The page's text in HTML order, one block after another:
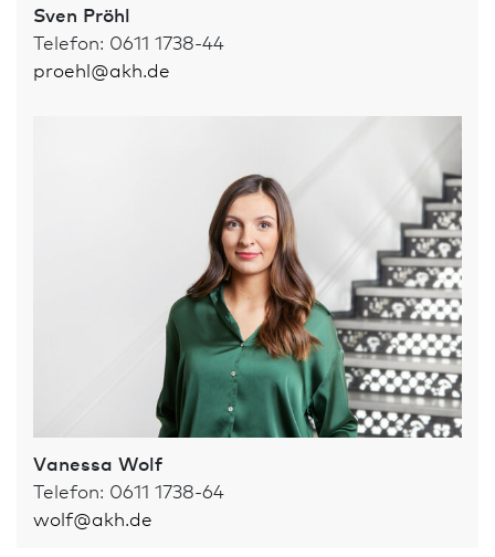
Sven Pröhl
Telefon: 0611 1738-44
proehl@akh.de
Vanessa Wolf
Telefon: 0611 1738-64
wolf@akh.de